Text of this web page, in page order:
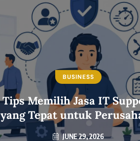
BUSINESS
Tips Memilih Jasa IT
yang Tepat untuk
JUNE 29, 2026